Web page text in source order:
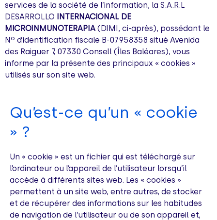
services de la société de l’information, la S.A.R.L
DESARROLLO INTERNACIONAL DE
MICROINMUNOTERAPIA(DIMI, ci-après), possédant le
Nº d’identification fiscale B-07958358 situé Avenida
des Raiguer 7, 07330 Consell (Îles Baléares), vous
informe par la présente des principaux « cookies »
utilisés sur son site web.
Qu’est-ce qu’un « cookie
» ?
Un « cookie » est un fichier qui est téléchargé sur
l’ordinateur ou l’appareil de l’utilisateur lorsqu’il
accède à différents sites web. Les « cookies »
permettent à un site web, entre autres, de stocker
et de récupérer des informations sur les habitudes
de navigation de l’utilisateur ou de son appareil et,